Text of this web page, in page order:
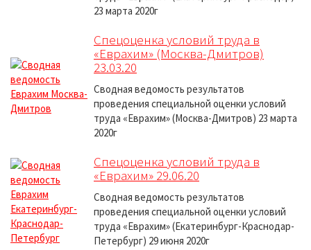
23 марта 2020г
Спецоценка условий труда в
«Еврахим» (Москва-Дмитров)
23.03.20
Сводная ведомость результатов
проведения специальной оценки условий
труда «Еврахим» (Москва-Дмитров) 23 марта
2020г
Спецоценка условий труда в
«Еврахим» 29.06.20
Сводная ведомость результатов
проведения специальной оценки условий
труда «Еврахим» (Екатеринбург-Краснодар-
Петербург) 29 июня 2020г